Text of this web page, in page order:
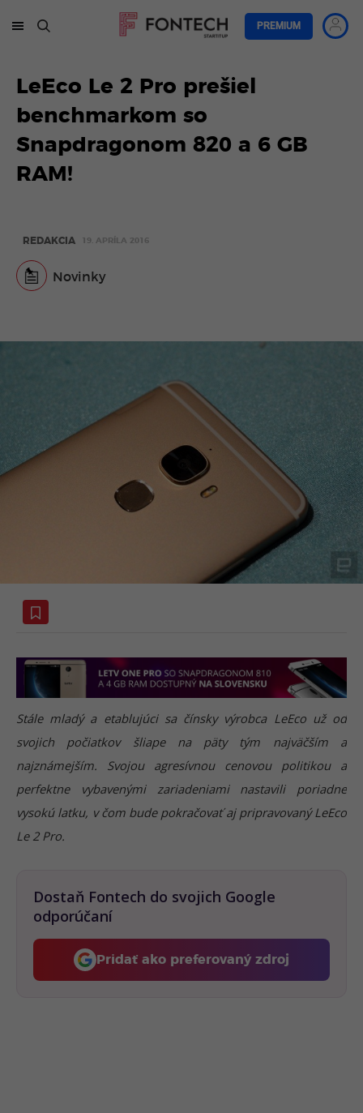
PREMIUM
LeEco Le 2 Pro prešiel
benchmarkom so
Snapdragonom 820 a 6 GB
RAM!
REDAKCIA 19. APRÍLA 2016
Novinky
Stále mladý a etablujúci sa čínsky výrobca LeEco už od
svojich počiatkov šliape na päty tým najväčším a
najznámejším. Svojou agresívnou cenovou politikou a
perfektne vybavenými zariadeniami nastavili poriadne
vysokú latku, v čom bude pokračovať aj pripravovaný LeEco
Le 2 Pro.
Dostaň Fontech do svojich Google
odporúčaní
Pridať ako preferovaný zdroj
Fontech, odkaz sa otvorí v